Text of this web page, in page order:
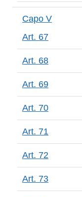
Capo V
Art. 67
Art. 68
Art. 69
Art. 70
Art. 71
Art. 72
Art. 73